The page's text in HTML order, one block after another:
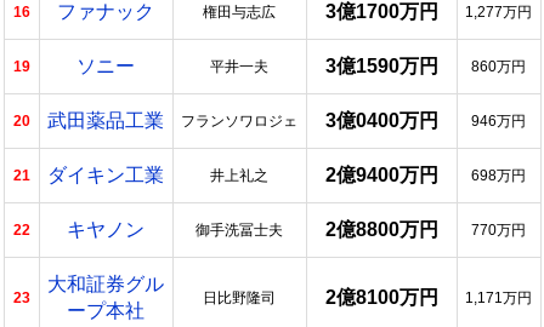
16 ファナック 権田与志広 3億1700万円 1,277万円
19 ソニー 平井一夫 3億1590万円 860万円
20 武田薬品工業 フランソワロジェ 3億0400万円 946万円
21 ダイキン工業 井上礼之 2億9400万円 698万円
22 キヤノン 御手洗冨士夫 2億8800万円 770万円
23
大和証券グル
ープ本社
日比野隆司 2億8100万円 1,171万円